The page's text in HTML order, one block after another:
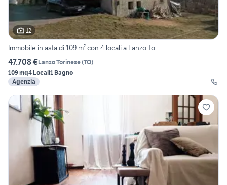
12
Immobile in asta di 109 m² con 4 locali a Lanzo To
47.708 €Lanzo Torinese(TO)
109 mq4 Locali1 Bagno
Agenzia